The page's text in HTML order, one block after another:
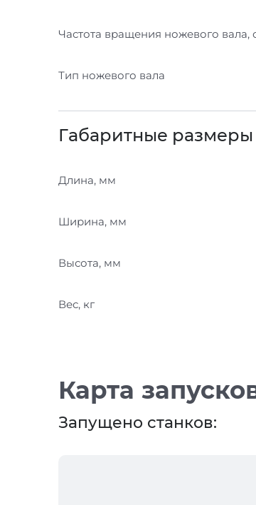
Частота вращения ножевого вала,
Тип ножевого вала
Габаритные размеры
Длина, мм
Ширина, мм
Высота, мм
Вес, кг
Карта
Запущено станков: